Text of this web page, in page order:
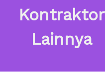
Kontraktor
Lainnya